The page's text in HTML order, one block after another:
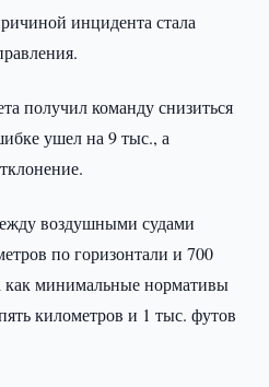
инцидента стала
получил команду снизиться
ушел на 9 тыс., а
воздушными судами
по горизонтали и 700
как минимальные нормативы
километров и 1 тыс. футов